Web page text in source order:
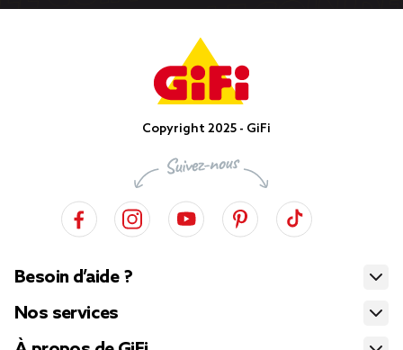
Copyright 2025 - GiFi
Besoin d’aide ?
Nos services